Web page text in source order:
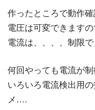
作ったところで動作確
電圧は可変できますの
電流は、、、、制限で
何回やっても電流が制
いろいろ電流検出用
メ….